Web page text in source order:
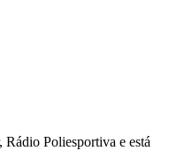
Rádio Poliesportiva e está